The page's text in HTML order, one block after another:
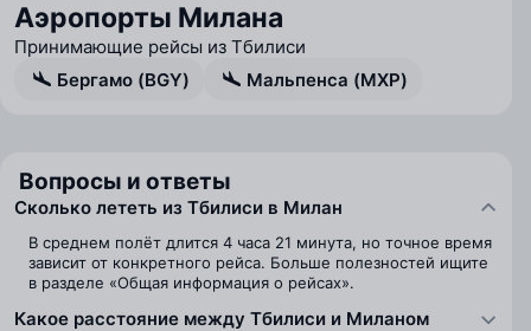
Аэропорты Милана
Принимающие рейсы из Тбилиси
Бергамо (BGY)
Мальпенса (MXP)
Вопросы и ответы
Сколько лететь из Тбилиси в Милан
В среднем полёт длится 4 часа 21 минута, но точное время
зависит от конкретного рейса. Больше полезностей ищите
в разделе «Общая информация о рейсах».
Какое расстояние между Тбилиси и Миланом